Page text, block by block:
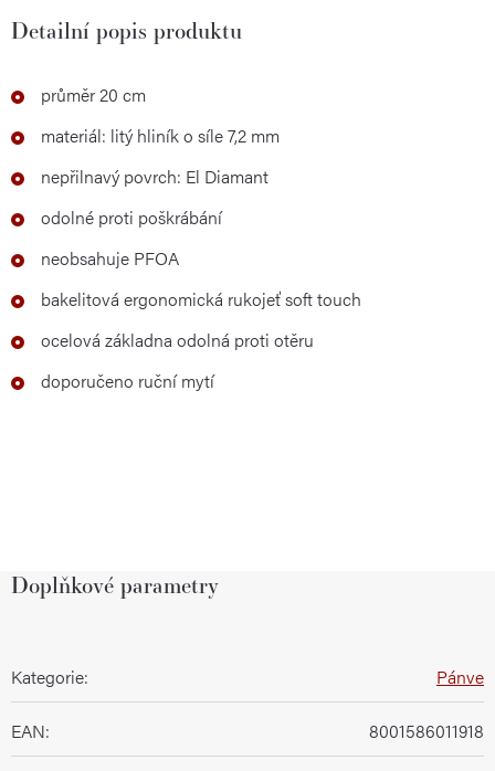
Detailní popis produktu
průměr 20 cm
materiál: litý hliník o síle 7,2 mm
nepřilnavý povrch: El Diamant
odolné proti poškrábání
neobsahuje PFOA
bakelitová ergonomická rukojeť soft touch
ocelová základna odolná proti otěru
doporučeno ruční mytí
Doplňkové parametry
Kategorie: Pánve
EAN: 8001586011918